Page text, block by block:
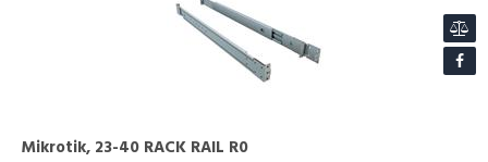
Mikrotik, 23-40 RACK RAIL R0